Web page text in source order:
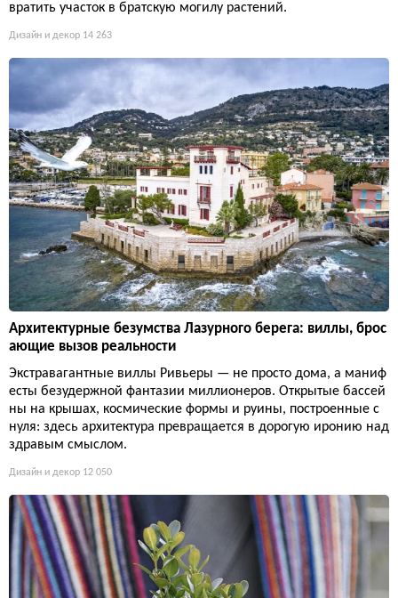
вратить участок в братскую могилу растений.
Дизайн и декор 14 263
Архитектурные безумства Лазурного берега: виллы, брос
ающие вызов реальности
Экстравагантные виллы Ривьеры — не просто дома, а маниф
есты безудержной фантазии миллионеров. Открытые бассей
ны на крышах, космические формы и руины, построенные с
нуля: здесь архитектура превращается в дорогую иронию над
здравым смыслом.
Дизайн и декор 12 050